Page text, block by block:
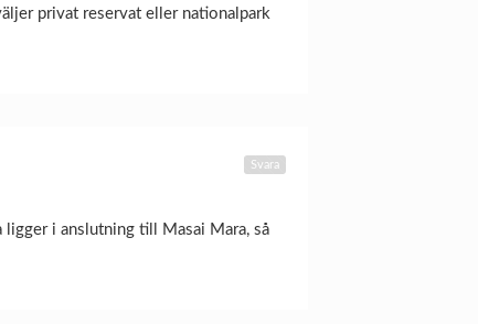
privat reservat eller nationalpark
ligger i anslutning till Masai Mara, så
Svara